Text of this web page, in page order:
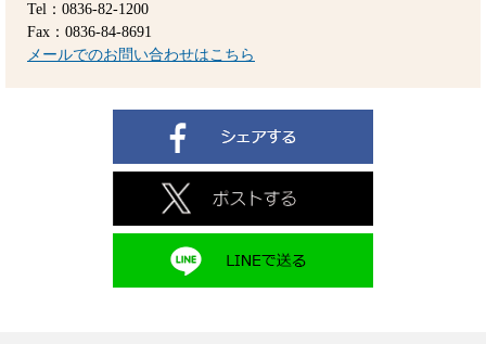
Tel：0836-82-1200
Fax：0836-84-8691
メールでのお問い合わせはこちら